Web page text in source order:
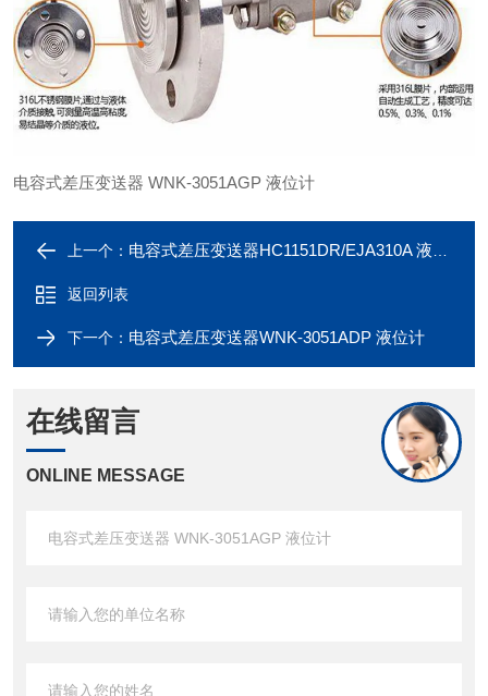
电容式差压变送器 WNK-3051AGP 液位计
上一个： 电容式差压变送器HC1151DR/EJA310A 液位计
返回列表
下一个： 电容式差压变送器WNK-3051ADP 液位计
在线留言
ONLINE MESSAGE